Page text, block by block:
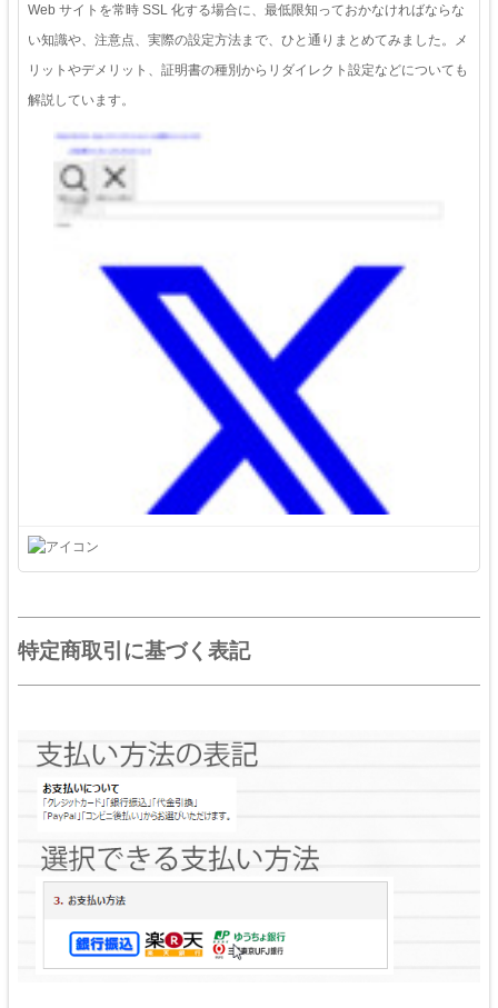
Web サイトを常時 SSL 化する場合に、最低限知っておかなければならな
い知識や、注意点、実際の設定方法まで、ひと通りまとめてみました。メ
リットやデメリット、証明書の種別からリダイレクト設定などについても
解説しています。
特定商取引に基づく表記